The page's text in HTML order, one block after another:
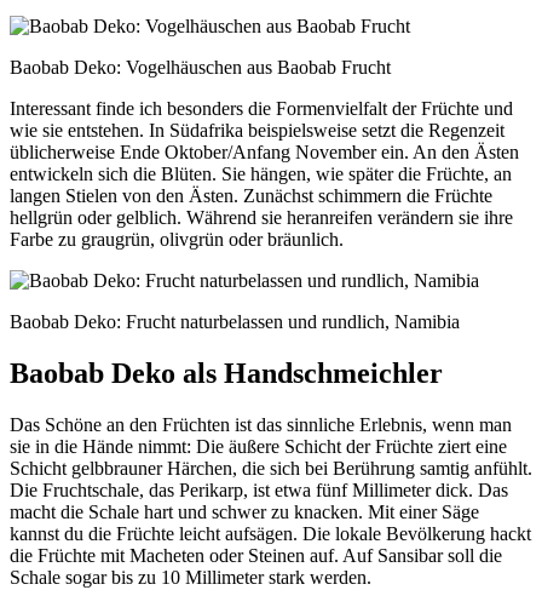
Baobab Deko: Vogelhäuschen aus Baobab Frucht
Interessant finde ich besonders die Formenvielfalt der Früchte und
wie sie entstehen. In Südafrika beispielsweise setzt die Regenzeit
üblicherweise Ende Oktober/Anfang November ein. An den Ästen
entwickeln sich die Blüten. Sie hängen, wie später die Früchte, an
langen Stielen von den Ästen. Zunächst schimmern die Früchte
hellgrün oder gelblich. Während sie heranreifen verändern sie ihre
Farbe zu graugrün, olivgrün oder bräunlich.
Baobab Deko: Frucht naturbelassen und rundlich, Namibia
Baobab Deko als Handschmeichler
Das Schöne an den Früchten ist das sinnliche Erlebnis, wenn man
sie in die Hände nimmt: Die äußere Schicht der Früchte ziert eine
Schicht gelbbrauner Härchen, die sich bei Berührung samtig anfühlt.
Die Fruchtschale, das Perikarp, ist etwa fünf Millimeter dick. Das
macht die Schale hart und schwer zu knacken. Mit einer Säge
kannst du die Früchte leicht aufsägen. Die lokale Bevölkerung hackt
die Früchte mit Macheten oder Steinen auf. Auf Sansibar soll die
Schale sogar bis zu 10 Millimeter stark werden.